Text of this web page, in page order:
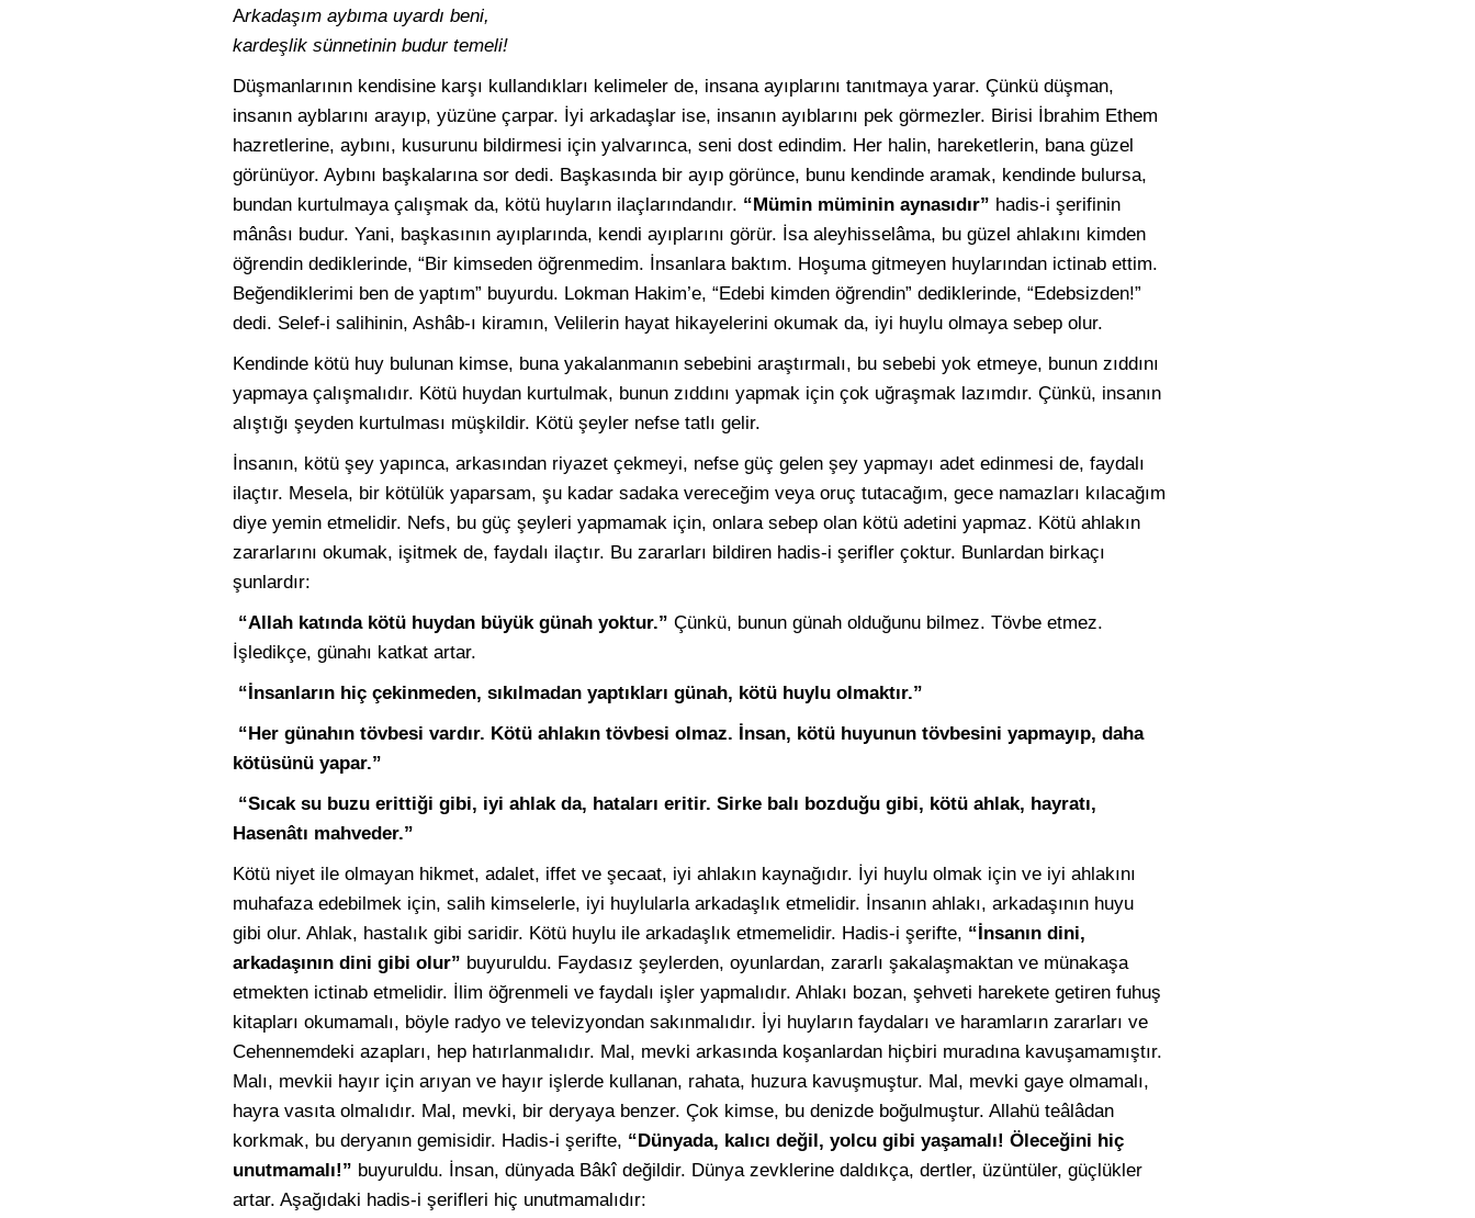
Arkadaşım aybıma uyardı beni,
kardeşlik sünnetinin budur temeli!
Düşmanlarının kendisine karşı kullandıkları kelimeler de, insana ayıplarını tanıtmaya yarar. Çünkü düşman,
insanın ayblarını arayıp, yüzüne çarpar. İyi arkadaşlar ise, insanın ayıblarını pek görmezler. Birisi İbrahim Ethem
hazretlerine, aybını, kusurunu bildirmesi için yalvarınca, seni dost edindim. Her halin, hareketlerin, bana güzel
görünüyor. Aybını başkalarına sor dedi. Başkasında bir ayıp görünce, bunu kendinde aramak, kendinde bulursa,
bundan kurtulmaya çalışmak da, kötü huyların ilaçlarındandır. “Mümin müminin aynasıdır” hadis-i şerifinin
mânâsı budur. Yani, başkasının ayıplarında, kendi ayıplarını görür. İsa aleyhisselâma, bu güzel ahlakını kimden
öğrendin dediklerinde, “Bir kimseden öğrenmedim. İnsanlara baktım. Hoşuma gitmeyen huylarından ictinab ettim.
Beğendiklerimi ben de yaptım” buyurdu. Lokman Hakim’e, “Edebi kimden öğrendin” dediklerinde, “Edebsizden!”
dedi. Selef-i salihinin, Ashâb-ı kiramın, Velilerin hayat hikayelerini okumak da, iyi huylu olmaya sebep olur.
Kendinde kötü huy bulunan kimse, buna yakalanmanın sebebini araştırmalı, bu sebebi yok etmeye, bunun zıddını
yapmaya çalışmalıdır. Kötü huydan kurtulmak, bunun zıddını yapmak için çok uğraşmak lazımdır. Çünkü, insanın
alıştığı şeyden kurtulması müşkildir. Kötü şeyler nefse tatlı gelir.
İnsanın, kötü şey yapınca, arkasından riyazet çekmeyi, nefse güç gelen şey yapmayı adet edinmesi de, faydalı
ilaçtır. Mesela, bir kötülük yaparsam, şu kadar sadaka vereceğim veya oruç tutacağım, gece namazları kılacağım
diye yemin etmelidir. Nefs, bu güç şeyleri yapmamak için, onlara sebep olan kötü adetini yapmaz. Kötü ahlakın
zararlarını okumak, işitmek de, faydalı ilaçtır. Bu zararları bildiren hadis-i şerifler çoktur. Bunlardan birkaçı
şunlardır:
“Allah katında kötü huydan büyük günah yoktur.” Çünkü, bunun günah olduğunu bilmez. Tövbe etmez.
İşledikçe, günahı katkat artar.
“İnsanların hiç çekinmeden, sıkılmadan yaptıkları günah, kötü huylu olmaktır.”
“Her günahın tövbesi vardır. Kötü ahlakın tövbesi olmaz. İnsan, kötü huyunun tövbesini yapmayıp, daha
kötüsünü yapar.”
“Sıcak su buzu erittiği gibi, iyi ahlak da, hataları eritir. Sirke balı bozduğu gibi, kötü ahlak, hayratı,
Hasenâtı mahveder.”
Kötü niyet ile olmayan hikmet, adalet, iffet ve şecaat, iyi ahlakın kaynağıdır. İyi huylu olmak için ve iyi ahlakını
muhafaza edebilmek için, salih kimselerle, iyi huylularla arkadaşlık etmelidir. İnsanın ahlakı, arkadaşının huyu
gibi olur. Ahlak, hastalık gibi saridir. Kötü huylu ile arkadaşlık etmemelidir. Hadis-i şerifte, “İnsanın dini,
arkadaşının dini gibi olur” buyuruldu. Faydasız şeylerden, oyunlardan, zararlı şakalaşmaktan ve münakaşa
etmekten ictinab etmelidir. İlim öğrenmeli ve faydalı işler yapmalıdır. Ahlakı bozan, şehveti harekete getiren fuhuş
kitapları okumamalı, böyle radyo ve televizyondan sakınmalıdır. İyi huyların faydaları ve haramların zararları ve
Cehennemdeki azapları, hep hatırlanmalıdır. Mal, mevki arkasında koşanlardan hiçbiri muradına kavuşamamıştır.
Malı, mevkii hayır için arıyan ve hayır işlerde kullanan, rahata, huzura kavuşmuştur. Mal, mevki gaye olmamalı,
hayra vasıta olmalıdır. Mal, mevki, bir deryaya benzer. Çok kimse, bu denizde boğulmuştur. Allahü teâlâdan
korkmak, bu deryanın gemisidir. Hadis-i şerifte, “Dünyada, kalıcı değil, yolcu gibi yaşamalı! Öleceğini hiç
unutmamalı!” buyuruldu. İnsan, dünyada Bâkî değildir. Dünya zevklerine daldıkça, dertler, üzüntüler, güçlükler
artar. Aşağıdaki hadis-i şerifleri hiç unutmamalıdır: